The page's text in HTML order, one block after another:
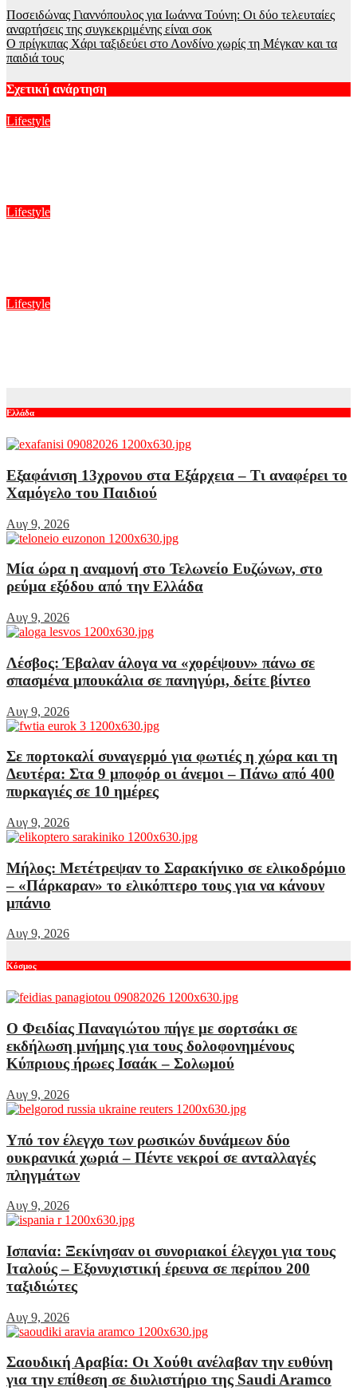
Ποσειδώνας Γιαννόπουλος για Ιωάννα Τούνη: Οι δύο τελευταίες
αναρτήσεις της συγκεκριμένης είναι σοκ
Ο πρίγκιπας Χάρι ταξιδεύει στο Λονδίνο χωρίς τη Μέγκαν και τα
παιδιά τους
Σχετική ανάρτηση
Lifestyle
Lifestyle
Lifestyle
Ελλάδα
Εξαφάνιση 13χρονου στα Εξάρχεια – Τι αναφέρει το
Χαμόγελο του Παιδιού
Αυγ 9, 2026
Μία ώρα η αναμονή στο Τελωνείο Ευζώνων, στο
ρεύμα εξόδου από την Ελλάδα
Αυγ 9, 2026
Λέσβος: Έβαλαν άλογα να «χορέψουν» πάνω σε
σπασμένα μπουκάλια σε πανηγύρι, δείτε βίντεο
Αυγ 9, 2026
Σε πορτοκαλί συναγερμό για φωτιές η χώρα και τη
Δευτέρα: Στα 9 μποφόρ οι άνεμοι – Πάνω από 400
πυρκαγιές σε 10 ημέρες
Αυγ 9, 2026
Μήλος: Μετέτρεψαν το Σαρακήνικο σε ελικοδρόμιο
– «Πάρκαραν» το ελικόπτερο τους για να κάνουν
μπάνιο
Αυγ 9, 2026
Κόσμος
Ο Φειδίας Παναγιώτου πήγε με σορτσάκι σε
εκδήλωση μνήμης για τους δολοφονημένους
Κύπριους ήρωες Ισαάκ – Σολωμού
Αυγ 9, 2026
Υπό τον έλεγχο των ρωσικών δυνάμεων δύο
ουκρανικά χωριά – Πέντε νεκροί σε ανταλλαγές
πληγμάτων
Αυγ 9, 2026
Ισπανία: Ξεκίνησαν οι συνοριακοί έλεγχοι για τους
Ιταλούς – Εξονυχιστική έρευνα σε περίπου 200
ταξιδιώτες
Αυγ 9, 2026
Σαουδική Αραβία: Οι Χούθι ανέλαβαν την ευθύνη
για την επίθεση σε διυλιστήριο της Saudi Aramco